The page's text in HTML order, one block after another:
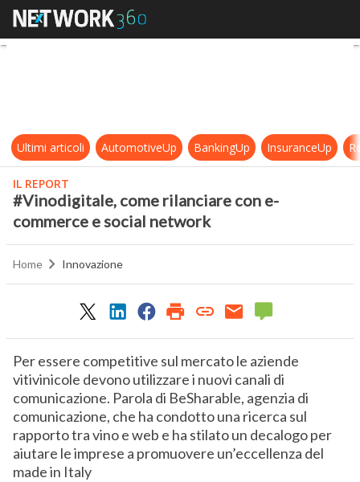
#Vinodigitale, come rilanciare
Ultimi articoli AutomotiveUp BankingUp InsuranceUp
IL REPORT
#Vinodigitale, come rilanciare con e-
commerce e social network
Home Innovazione
Per essere competitive sul mercato le aziende
vitivinicole devono utilizzare i nuovi canali di
comunicazione. Parola di BeSharable, agenzia di
comunicazione, che ha condotto una ricerca sul
rapporto tra vino e web e ha stilato un decalogo per
aiutare le imprese a promuovere un’eccellenza del
made in Italy